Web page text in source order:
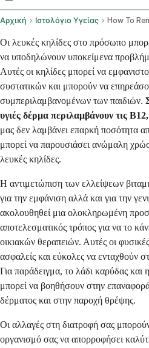
Αρχική Ιστολόγιο Υγείας
Οι λευκές κηλίδες στο πρόσωπο
να υποδηλώνουν υποκείμενα
Αυτές οι κηλίδες μπορεί να
συστατικών και μπορούν να
συμπεριλαμβανομένων των παιδιών.
υγιές δέρμα περιλαμβάνουν τις
μας δεν λαμβάνει επαρκή ποσότητα
μπορεί να παρουσιάσει ανώμαλη
λευκές κηλίδες.
Η αντιμετώπιση των ελλείψεων
για την εμφάνιση αλλά και για την
ακολουθηθεί μια ολοκληρωμένη
αποτελεσματικός τρόπος για να το
οικιακών θεραπειών. Αυτές οι
ασφαλείς και εύκολες να ενταχθούν
Για παράδειγμα, το λάδι καρύδας
μπορεί να βοηθήσουν στην
δέρματος και στην παροχή θρέψης.
Οι αλλαγές στη διατροφή σας
οργανισμό σας να απορροφήσει